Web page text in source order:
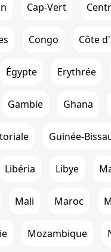
Cap-Vert
Congo Côte
Égypte Erythrée
Gambie Ghana
Guinée-
Libéria Libye
Mali Maroc
Mozambique